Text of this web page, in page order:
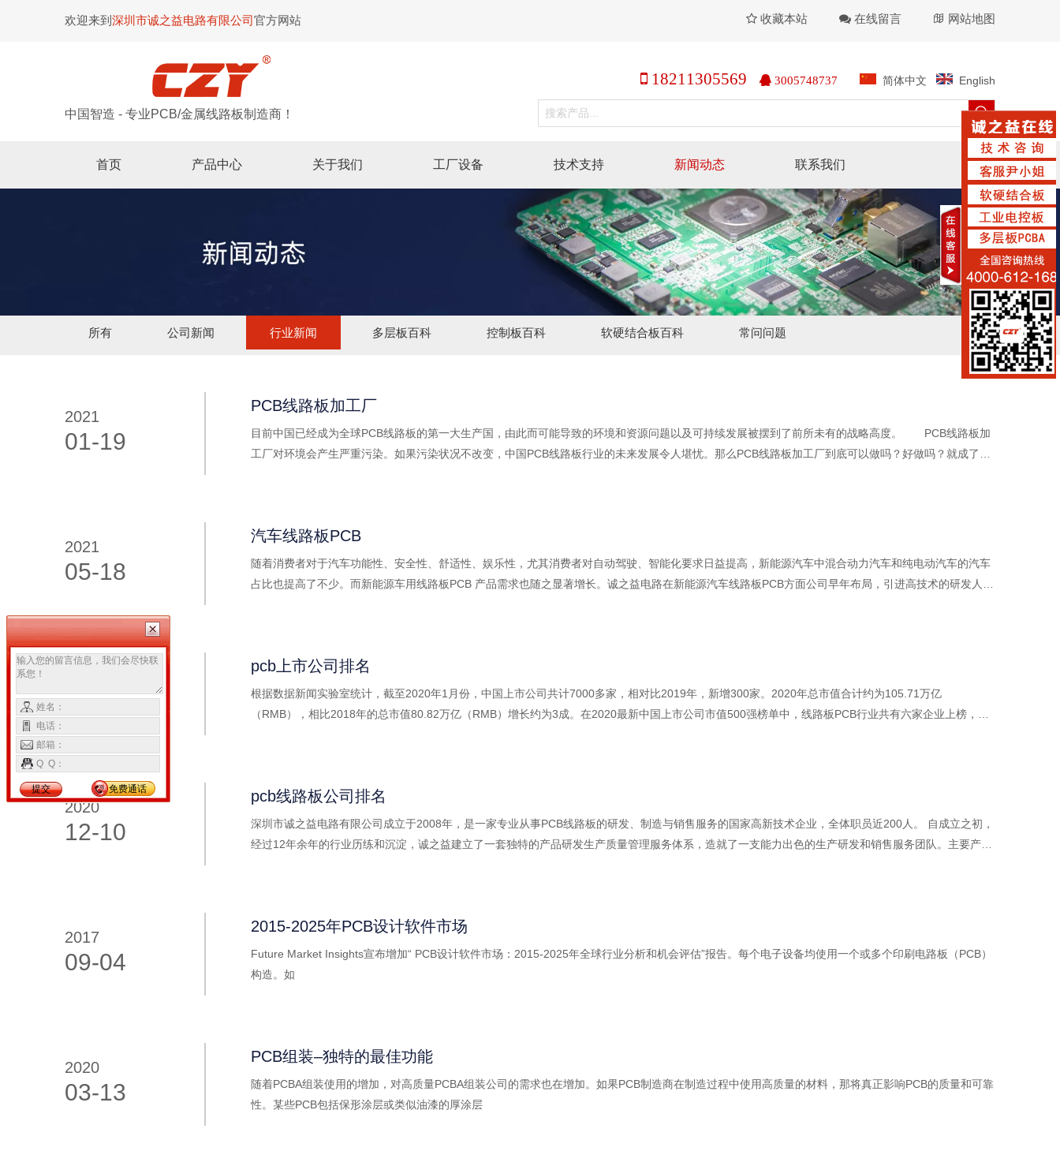
欢迎来到 深圳市诚之益电路有限公司官方网站  收藏本站  在线留言  网站地图
中国智造 - 专业PCB/金属线路板制造商！
 18211305569  3005748737 简体中文 English
首页 产品中心 关于我们 工厂设备 技术支持 新闻动态 联系我们
所有 公司新闻 行业新闻 多层板百科 控制板百科 软硬结合板百科 常问问题
2021
01-19
PCB线路板加工厂
目前中国已经成为全球PCB线路板的第一大生产国，由此而可能导致的环境和资源问题以及可持续发展被摆到了前所未有的战略高度。 PCB线路板加
工厂对环境会产生严重污染。如果污染状况不改变，中国PCB线路板行业的未来发展令人堪忧。那么PCB线路板加工厂到底可以做吗？好做吗？就成了大
2021
05-18
汽车线路板PCB
随着消费者对于汽车功能性、安全性、舒适性、娱乐性，尤其消费者对自动驾驶、智能化要求日益提高，新能源汽车中混合动力汽车和纯电动汽车的汽车
占比也提高了不少。而新能源车用线路板PCB 产品需求也随之显著增长。诚之益电路在新能源汽车线路板PCB方面公司早年布局，引进高技术的研发人才
12-18
pcb上市公司排名
根据数据新闻实验室统计，截至2020年1月份，中国上市公司共计7000多家，相对比2019年，新增300家。2020年总市值合计约为105.71万亿
（RMB），相比2018年的总市值80.82万亿（RMB）增长约为3成。在2020最新中国上市公司市值500强榜单中，线路板PCB行业共有六家企业上榜，具
2020
12-10
pcb线路板公司排名
深圳市诚之益电路有限公司成立于2008年，是一家专业从事PCB线路板的研发、制造与销售服务的国家高新技术企业，全体职员近200人。 自成立之初，
经过12年余年的行业历练和沉淀，诚之益建立了一套独特的产品研发生产质量管理服务体系，造就了一支能力出色的生产研发和销售服务团队。主要产品
2017
09-04
2015-2025年PCB设计软​​件市场
Future Market Insights宣布增加“ PCB设计软​​件市场：2015-2025年全球行业分析和机会评估”报告。每个电子设备均使用一个或多个印刷电路板（PCB）
构造。如
2020
03-13
PCB组装–独特的最佳功能
随着PCBA组装使用的增加，对高质量PCBA组装公司的需求也在增加。如果PCB制造商在制造过程中使用高质量的材料，那将真正影响PCB的质量和可靠
性。某些PCB包括保形涂层或类似油漆的厚涂层
姓名：
电话：
邮箱：
Q Q：
提交 免费通话